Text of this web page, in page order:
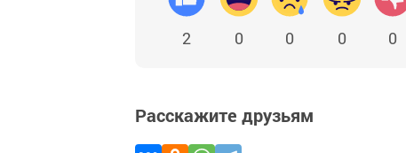
2 0 0 0 0
Расскажите друзьям